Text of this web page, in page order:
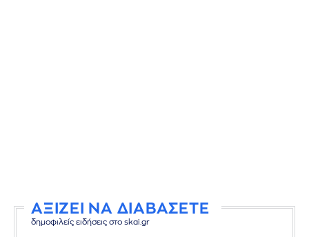
ΑΞΙΖΕΙ ΝΑ ΔΙΑΒΑΣΕΤΕ
δημοφιλείς ειδήσεις στο skai.gr